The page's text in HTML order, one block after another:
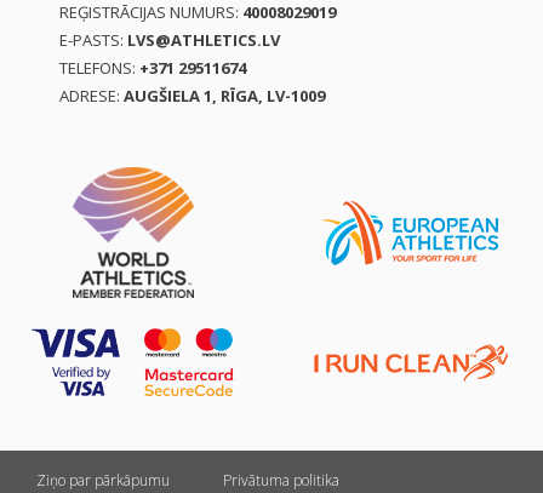
REĢISTRĀCIJAS NUMURS: 40008029019
E-PASTS: LVS@ATHLETICS.LV
TELEFONS: +371 29511674
ADRESE: AUGŠIELA 1, RĪGA, LV-1009
Ziņo par pārkāpumu
Privātuma politika